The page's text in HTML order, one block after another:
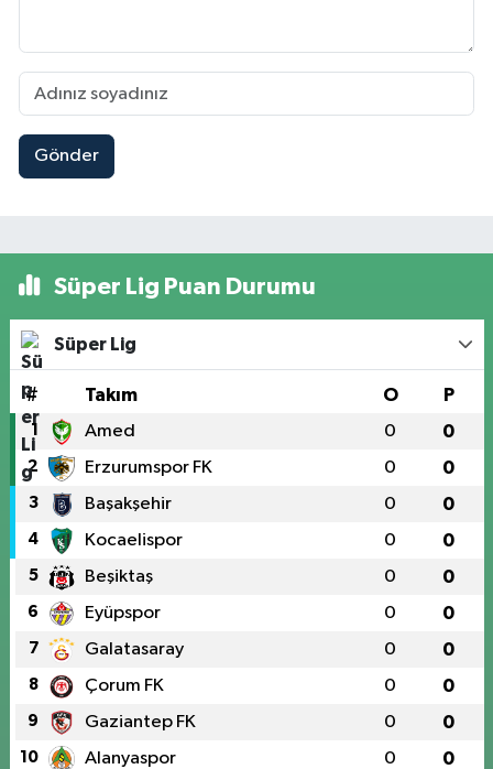
Gönder
Süper Lig Puan Durumu
Süper Lig
# Takım O P
1 Amed 0 0
2 Erzurumspor FK 0 0
3 Başakşehir 0 0
4 Kocaelispor 0 0
5 Beşiktaş 0 0
6 Eyüpspor 0 0
7 Galatasaray 0 0
8 Çorum FK 0 0
9 Gaziantep FK 0 0
10 Alanyaspor 0 0